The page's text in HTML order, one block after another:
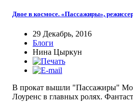
Двое в космосе. «Пассажиры»,
29 Декабрь, 2016
Блоги
Нина Цыркун
В прокат вышли "Пассажиры"
Лоуренс в главных ролях.